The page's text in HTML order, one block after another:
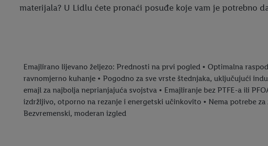
materijala? U Lidlu ćete pronaći posuđe koje vam je potrebno
Emajlirano lijevano željezo: Prednosti na prvi pogled • Optimalna
ravnomjerno kuhanje • Pogodno za sve vrste štednjaka, uključujući
emajl za najbolja neprianjajuća svojstva • Emajliranje bez PTFE-a ili
izdržljivo, otporno na rezanje i energetski učinkovito • Nema potrebe za
Bezvremenski, moderan izgled